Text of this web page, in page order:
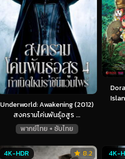
Underworld: Awakening (2012)
สงครามโค่นพันธุ์อสูร ...
พากย์ไทย + ซับไทย
8.2
4K-HDR 4K-